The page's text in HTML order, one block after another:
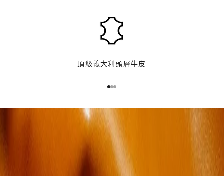
頂級義大利頭層牛皮
前往第 1 項
前往第 2 項
前往第 3 項